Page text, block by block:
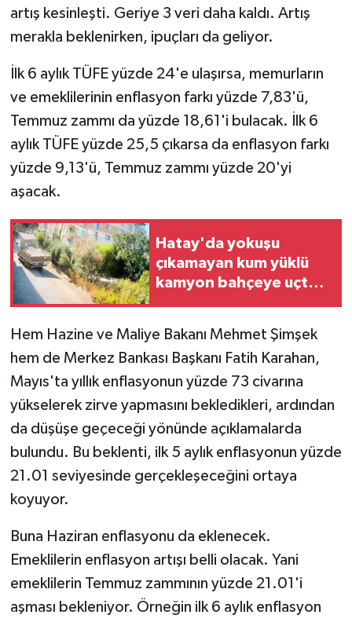
artış kesinleşti. Geriye 3 veri daha kaldı. Artış
merakla beklenirken, ipuçları da geliyor.
İlk 6 aylık TÜFE yüzde 24'e ulaşırsa, memurların
ve emeklilerinin enflasyon farkı yüzde 7,83'ü,
Temmuz zammı da yüzde 18,61'i bulacak. İlk 6
aylık TÜFE yüzde 25,5 çıkarsa da enflasyon farkı
yüzde 9,13'ü, Temmuz zammı yüzde 20'yi
aşacak.
Hatay'da yokuşu
çıkamayan kum yüklü
kamyon bahçeye uçtu,
Hem Hazine ve Maliye Bakanı Mehmet Şimşek
hem de Merkez Bankası Başkanı Fatih Karahan,
Mayıs'ta yıllık enflasyonun yüzde 73 civarına
yükselerek zirve yapmasını bekledikleri, ardından
da düşüşe geçeceği yönünde açıklamalarda
bulundu. Bu beklenti, ilk 5 aylık enflasyonun yüzde
21.01 seviyesinde gerçekleşeceğini ortaya
koyuyor.
Buna Haziran enflasyonu da eklenecek.
Emeklilerin enflasyon artışı belli olacak. Yani
emeklilerin Temmuz zammının yüzde 21.01'i
aşması bekleniyor. Örneğin ilk 6 aylık enflasyon